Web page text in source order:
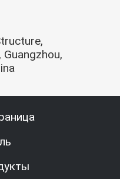
Guangzhou,